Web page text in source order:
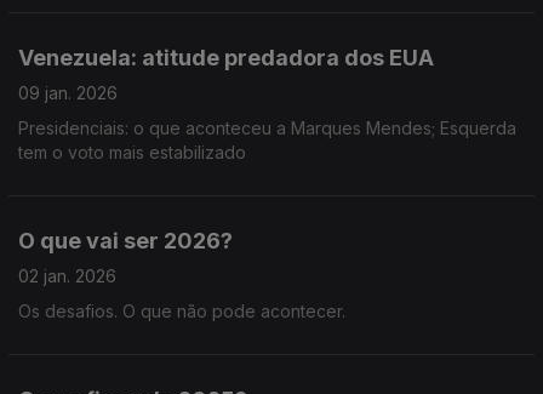
Venezuela: atitude predadora dos EUA
09 jan. 2026
Presidenciais: o que aconteceu a Marques Mendes; Esquerda
tem o voto mais estabilizado
O que vai ser 2026?
02 jan. 2026
Os desafios. O que não pode acontecer.